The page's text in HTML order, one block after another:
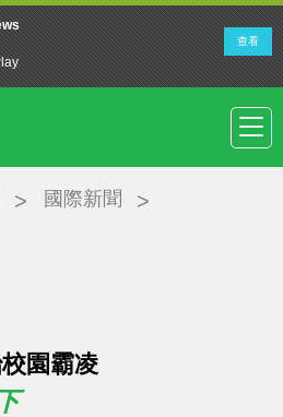
國際新聞
園霸凌